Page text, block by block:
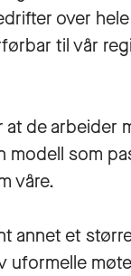
over
til vår
at de arbeider
modell som
våre.
annet et
uformelle